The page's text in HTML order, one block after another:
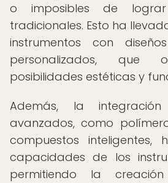
o imposibles de
tradicionales. Esto ha
instrumentos con
personalizados, que
posibilidades estéticas y
Además, la
avanzados, como
compuestos inteligentes,
capacidades de los
permitiendo la